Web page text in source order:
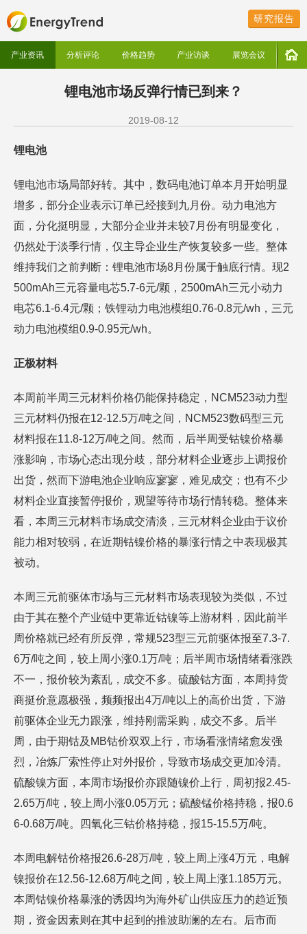
研究报告
产业资讯 分析评论 价格趋势 产业访谈 展览会议
锂电池市场反弹行情已到来？
2019-08-12
锂电池
锂电池市场局部好转。其中，数码电池订单本月开始明显
增多，部分企业表示订单已经接到九月份。动力电池方
面，分化挺明显，大部分企业并未较7月份有明显变化，
仍然处于淡季行情，仅主导企业生产恢复较多一些。整体
维持我们之前判断：锂电池市场8月份属于触底行情。现2
500mAh三元容量电芯5.7-6元/颗，2500mAh三元小动力
电芯6.1-6.4元/颗；铁锂动力电池模组0.76-0.8元/wh，三元
动力电池模组0.9-0.95元/wh。
正极材料
本周前半周三元材料价格仍能保持稳定，NCM523动力型
三元材料仍报在12-12.5万/吨之间，NCM523数码型三元
材料报在11.8-12万/吨之间。然而，后半周受钴镍价格暴
涨影响，市场心态出现分歧，部分材料企业逐步上调报价
出货，然而下游电池企业响应寥寥，难见成交；也有不少
材料企业直接暂停报价，观望等待市场行情转稳。整体来
看，本周三元材料市场成交清淡，三元材料企业由于议价
能力相对较弱，在近期钴镍价格的暴涨行情之中表现极其
被动。
本周三元前驱体市场与三元材料市场表现较为类似，不过
由于其在整个产业链中更靠近钴镍等上游材料，因此前半
周价格就已经有所反弹，常规523型三元前驱体报至7.3-7.
6万/吨之间，较上周小涨0.1万/吨；后半周市场情绪看涨跌
不一，报价较为紊乱，成交不多。硫酸钴方面，本周持货
商挺价意愿极强，频频报出4万/吨以上的高价出货，下游
前驱体企业无力跟涨，维持刚需采购，成交不多。后半
周，由于期钴及MB钴价双双上行，市场看涨情绪愈发强
烈，冶炼厂索性停止对外报价，导致市场成交更加冷清。
硫酸镍方面，本周市场报价亦跟随镍价上行，周初报2.45-
2.65万/吨，较上周小涨0.05万元；硫酸锰价格持稳，报0.6
6-0.68万/吨。四氧化三钴价格持稳，报15-15.5万/吨。
本周电解钴价格报26.6-28万/吨，较上周上涨4万元，电解
镍报价在12.56-12.68万/吨之间，较上周上涨1.185万元。
本周钴镍价格暴涨的诱因均为海外矿山供应压力的趋近预
期，资金因素则在其中起到的推波助澜的左右。后市而